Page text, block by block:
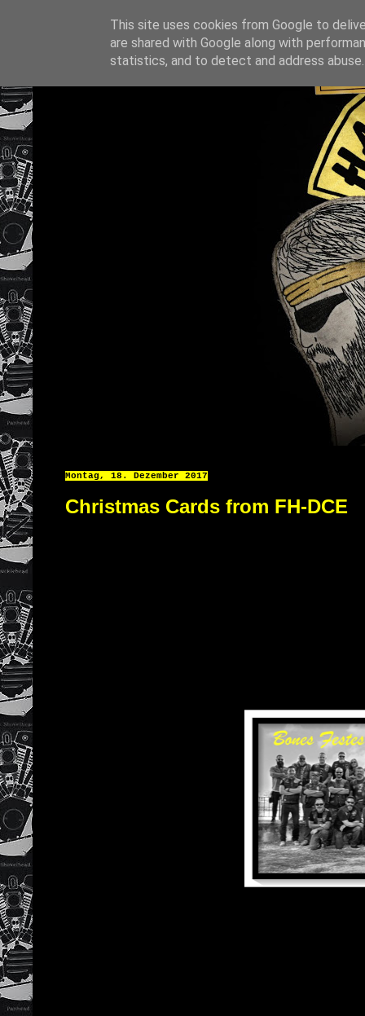
Montag, 18. Dezember 2017
Christmas Cards from FH-DCE
This site uses cookies from Google to
are shared with Google along with
statistics, and to detect and address abuse.